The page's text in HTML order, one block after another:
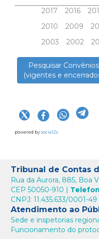
2017
2016
2010
2009
2003
2002
Pesquisar Convênios
(vigentes e
powered bysocial2s
Tribunal de Contas
Rua da Aurora, 885, Boa
CEP 50050-910 |
CNPJ: 11.435.633/0001-49
Atendimento ao
Sede e inspetorias
Funcionamento do